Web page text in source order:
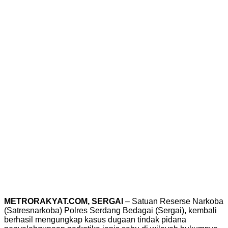
METRORAKYAT.COM, SERGAI – Satuan Reserse Narkoba
(Satresnarkoba) Polres Serdang Bedagai (Sergai), kembali
berhasil mengungkap kasus dugaan tindak pidana